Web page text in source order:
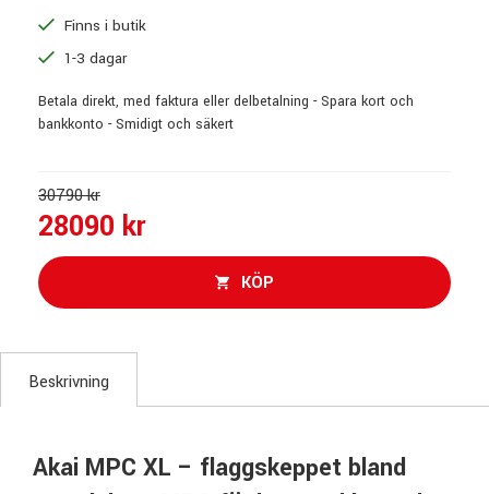
Finns i butik
1-3 dagar
Betala direkt, med faktura eller delbetalning - Spara kort och
bankkonto - Smidigt och säkert
30790 kr
28090 kr
KÖP
Beskrivning
Akai MPC XL – flaggskeppet bland